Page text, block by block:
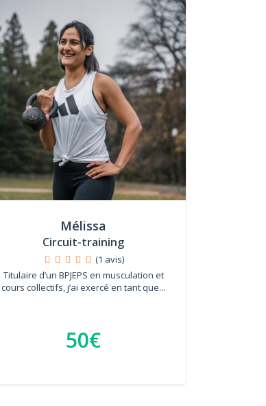
Mélissa
Circuit-training
(1 avis)
Titulaire d’un BPJEPS en musculation et
cours collectifs, j’ai exercé en tant que...
50€